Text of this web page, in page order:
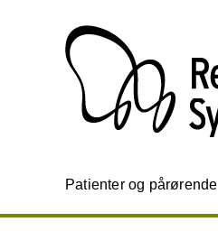
Patienter og pårørende